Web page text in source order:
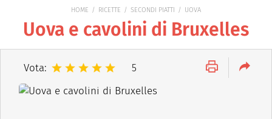
HOME RICETTE SECONDI PIATTI UOVA
Uova e cavolini di Bruxelles
Vota: 5